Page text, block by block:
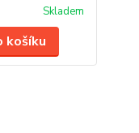
Skladem
košíku